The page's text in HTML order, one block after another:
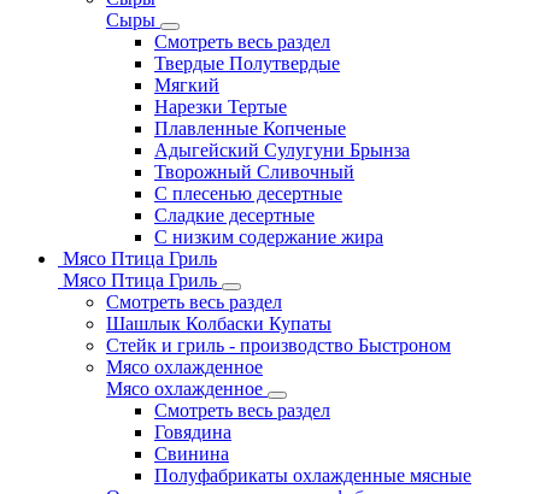
Сыры
Смотреть весь раздел
Твердые Полутвердые
Мягкий
Нарезки Тертые
Плавленные Копченые
Адыгейский Сулугуни Брынза
Творожный Сливочный
С плесенью десертные
Сладкие десертные
С низким содержание жира
Мясо Птица Гриль
Мясо Птица Гриль
Смотреть весь раздел
Шашлык Колбаски Купаты
Стейк и гриль - производство Быстроном
Мясо охлажденное
Мясо охлажденное
Смотреть весь раздел
Говядина
Свинина
Полуфабрикаты охлажденные мясные